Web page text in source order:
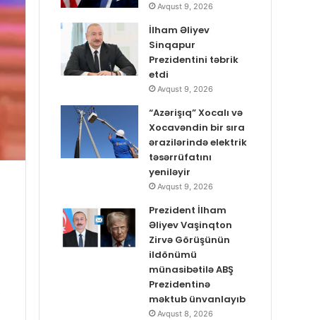
Avqust 9, 2026
İlham Əliyev
Sinqapur
Prezidentini təbrik
etdi
Avqust 9, 2026
“Azərişıq” Xocalı və
Xocavəndin bir sıra
ərazilərində elektrik
təsərrüfatını
yeniləyir
Avqust 9, 2026
Prezident İlham
Əliyev Vaşinqton
Zirvə Görüşünün
ildönümü
münasibətilə ABŞ
Prezidentinə
məktub ünvanlayıb
Avqust 8, 2026